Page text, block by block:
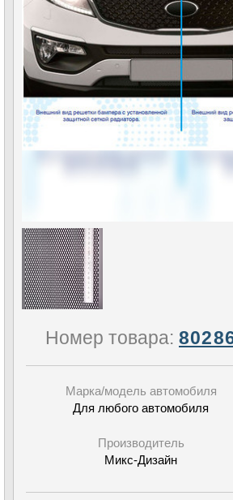
Номер товара:
Марка/модель автомобиля
Для любого автомобиля
Производитель
Микс-Дизайн